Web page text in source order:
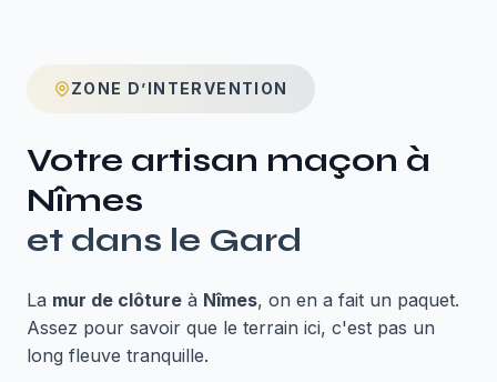
ZONE D’INTERVENTION
Votre artisan maçon à
Nîmes
et dans le Gard
La mur de clôture à Nîmes, on en a fait un paquet.
Assez pour savoir que le terrain ici, c'est pas un
long fleuve tranquille.